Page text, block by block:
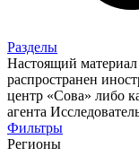
Разделы
Настоящий
распространен
центр «Сова» либо
агента
Фильтры
Регионы